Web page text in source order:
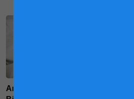
Anak Susah Tidur Malam?